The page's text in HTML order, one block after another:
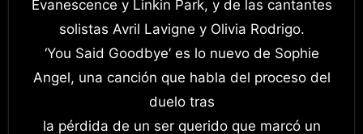
Evanescence y Linkin Park, y de las cantantes
solistas Avril Lavigne y Olivia Rodrigo.
‘You Said Goodbye’ es lo nuevo de Sophie
Angel, una canción que habla del proceso del
duelo tras
la pérdida de un ser querido que marcó un